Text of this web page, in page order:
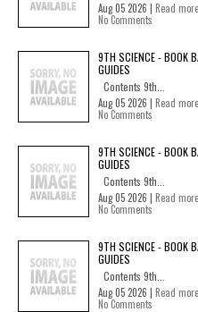
Aug 05 2026 | Read more
No Comments
9TH SCIENCE - BOOK
GUIDES
Contents 9th...
Aug 05 2026 | Read more
No Comments
9TH SCIENCE - BOOK
GUIDES
Contents 9th...
Aug 05 2026 | Read more
No Comments
9TH SCIENCE - BOOK
GUIDES
Contents 9th...
Aug 05 2026 | Read more
No Comments